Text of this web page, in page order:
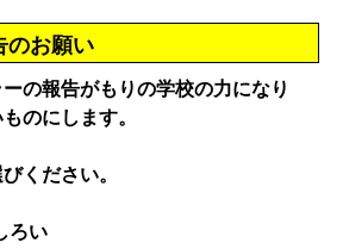
のお願い
の報告がもりの学校の力になり
のにします。
ください。
ろい